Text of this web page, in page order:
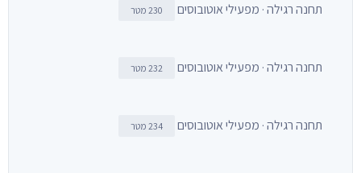
תחנה רגילה · מפעילי אוטובוסים 230 מטר
תחנה רגילה · מפעילי אוטובוסים 232 מטר
תחנה רגילה · מפעילי אוטובוסים 234 מטר